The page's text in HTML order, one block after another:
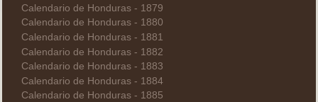
Calendario de Honduras - 1879
Calendario de Honduras - 1880
Calendario de Honduras - 1881
Calendario de Honduras - 1882
Calendario de Honduras - 1883
Calendario de Honduras - 1884
Calendario de Honduras - 1885